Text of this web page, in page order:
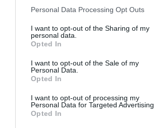
Please note that this website/app uses one
not limited to your visit or usage behaviour.
grant or deny consent to Google and its
use your data for below specified purposes
consent section.
Personal Data Processing Opt Outs
I want to opt-out of the Sharing of my
personal data.
Opted In
I want to opt-out of the Sale of my
Personal Data.
Opted In
I want to opt-out of processing my
Personal Data for Targeted Advertising.
Opted In
εξελίξεις, παρασκήνιο και αλλ...